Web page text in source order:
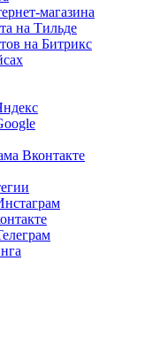
магазина
на Тильде
на Битрикс
Вконтакте